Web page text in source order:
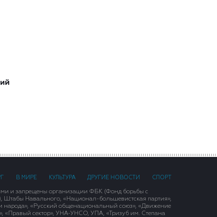
В МИРЕ КУЛЬТУРА ДРУГИЕ НОВОСТИ СПОРТ
и запрещены организации ФБК (Фонд борьбы с
Штабы Навального, «Национал-большевистская партия»,
народа», «Русский общенациональный союз», «Движение
«Правый сектор», УНА-УНСО, УПА, «Тризуб им. Степана